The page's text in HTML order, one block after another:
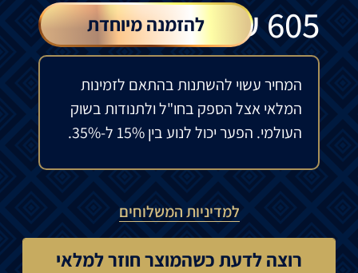
605
₪ להזמנה מיוחדת
המחיר עשוי להשתנות בהתאם לזמינות
המלאי אצל הספק בחו"ל ולתנודות בשוק
העולמי. הפער יכול לנוע בין 15% ל-35%.
למדיניות המשלוחים
רוצה לדעת כשהמוצר חוזר למלאי